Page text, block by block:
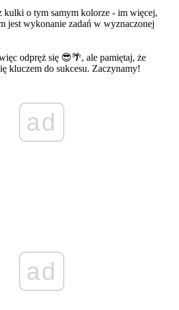
kulki o tym samym kolorze - im więcej,
jest wykonanie zadań w wyznaczonej
odpręż się 😎🌴, ale pamiętaj, że
kluczem do sukcesu. Zaczynamy!
ad
ad